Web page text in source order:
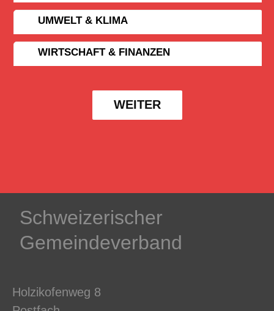
UMWELT & KLIMA
WIRTSCHAFT & FINANZEN
WEITER
Schweizerischer
Gemeindeverband
Holzikofenweg 8